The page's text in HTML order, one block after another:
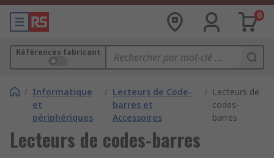
0
Références fabricant
/ Informatique
et
périphériques
/ Lecteurs de Code-
barres et
Accessoires
/ Lecteurs de
codes-
barres
Lecteurs de codes-barres